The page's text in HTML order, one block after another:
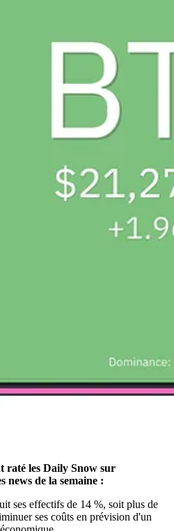
raté les Daily Snow sur
news de la semaine :
ses effectifs de 14 %, soit plus de
ses coûts en prévision d'un